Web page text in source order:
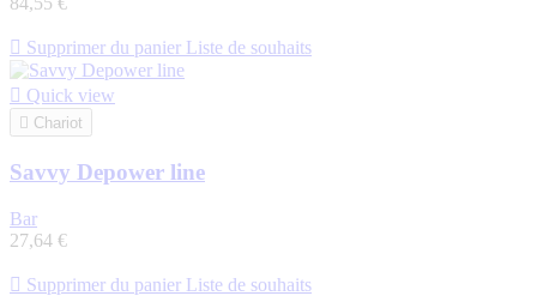
 Supprimer du panier Liste de souhaits
 Quick view
 Chariot
Savvy Depower line
Bar
27,64 €
 Supprimer du panier Liste de souhaits